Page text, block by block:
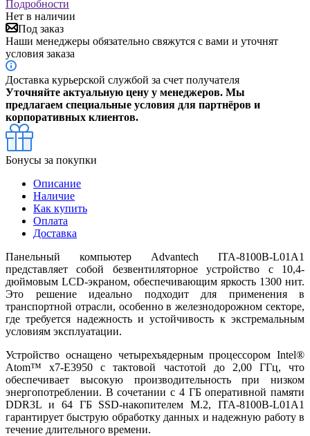
Подробности
Нет в наличии
Под заказ
Наши менеджеры обязательно свяжутся с вами и уточнят
условия заказа
Доставка курьерской службой за счет получателя
Уточняйте актуальную цену у менеджеров. Мы
предлагаем специальные условия для партнёров и
корпоративных клиентов.
Бонусы за покупки
Описание
Наличие
Как купить
Оплата
Доставка
Панельный компьютер Advantech ITA-8100B-L01A1
представляет собой безвентиляторное устройство с 10,4-
дюймовым LCD-экраном, обеспечивающим яркость 1300 нит.
Это решение идеально подходит для применения в
транспортной отрасли, особенно в железнодорожном секторе,
где требуется надежность и устойчивость к экстремальным
условиям эксплуатации.
Устройство оснащено четырехъядерным процессором Intel®
Atom™ x7-E3950 с тактовой частотой до 2,00 ГГц, что
обеспечивает высокую производительность при низком
энергопотреблении. В сочетании с 4 ГБ оперативной памяти
DDR3L и 64 ГБ SSD-накопителем M.2, ITA-8100B-L01A1
гарантирует быструю обработку данных и надежную работу в
течение длительного времени.